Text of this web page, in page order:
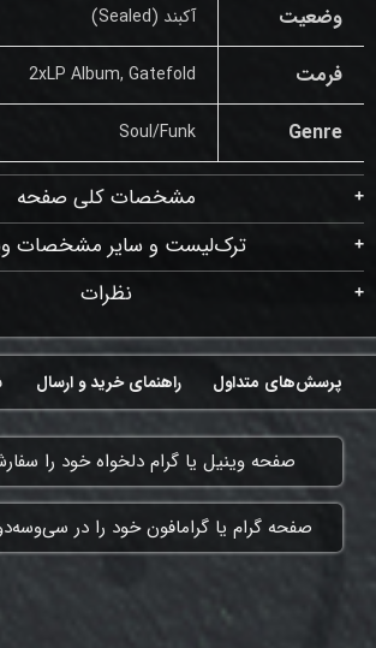
وضعیت آکبند (Sealed)
فرمت 2xLP Album, Gatefold
Genre
Soul/Funk
مشخصات کلی صفحه
ترک‌لیست و سایر مشخصات
نظرات
راهنمای خرید و ارسال پرسش‌های متداول
​صفحه وینیل یا گرام دلخواه خود را
​صفحه گرام یا گرامافون خود را در